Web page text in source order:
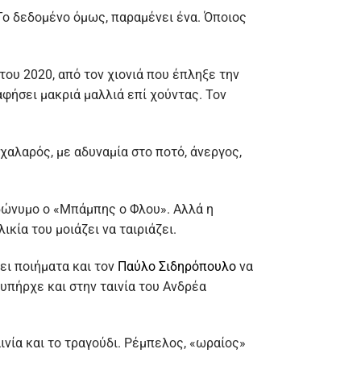
δεδομένο όμως, παραμένει ένα. Όποιος
2020, από τον χιονιά που έπληξε την
μακριά μαλλιά επί χούντας. Τον
με αδυναμία στο ποτό, άνεργος,
ο «Μπάμπης ο Φλου». Αλλά η
του μοιάζει να ταιριάζει.
ποιήματα και τον Παύλο Σιδηρόπουλο να
και στην ταινία του Ανδρέα
και το τραγούδι. Ρέμπελος, «ωραίος»